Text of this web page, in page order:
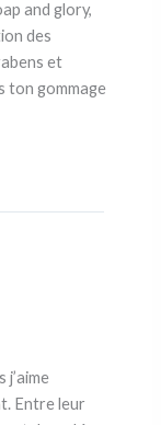
and glory,
des
et
ton gommage
j’aime
Entre leur